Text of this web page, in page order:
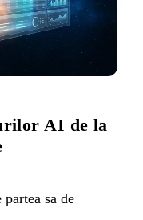
AI de la
sa de